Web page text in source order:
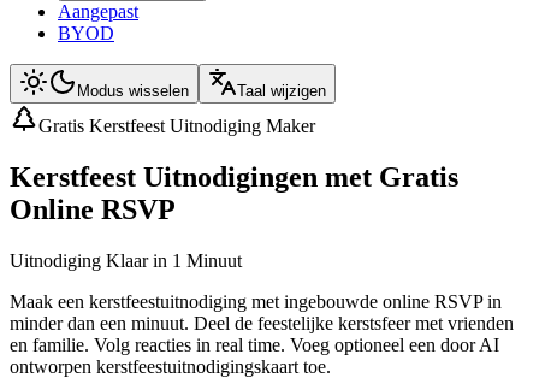
Aangepast
BYOD
Modus wisselen Taal wijzigen
Gratis Kerstfeest Uitnodiging Maker
Kerstfeest Uitnodigingen met Gratis
Online RSVP
Uitnodiging Klaar in 1 Minuut
Maak een kerstfeestuitnodiging met ingebouwde online RSVP in
minder dan een minuut. Deel de feestelijke kerstsfeer met vrienden
en familie. Volg reacties in real time. Voeg optioneel een door AI
ontworpen kerstfeestuitnodigingskaart toe.